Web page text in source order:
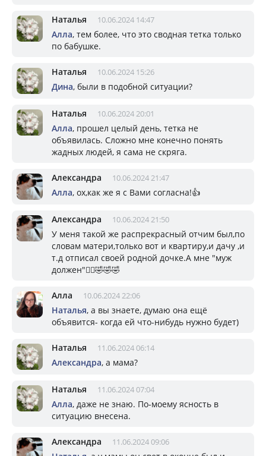
Наталья 10.06.2024 14:47
Алла, тем более, что это сводная тетка только
по бабушке.
Наталья 10.06.2024 15:26
Дина, были в подобной ситуации?
Наталья 10.06.2024 20:01
Алла, прошел целый день, тетка не
объявилась. Сложно мне конечно понять
жадных людей, я сама не скряга.
Александра 10.06.2024 21:47
Алла, ох,как же я с Вами согласна!👍
Александра 10.06.2024 21:50
У меня такой же распрекрасный отчим был,по
словам матери,только вот и квартиру,и дачу ,и
т.д отписал своей родной дочке.А мне "муж
должен"🤦‍♀️🤣🤣🤣
Алла 10.06.2024 22:06
Наталья, а вы знаете, думаю она ещё
объявится- когда ей что-нибудь нужно будет)
Наталья 11.06.2024 06:14
Александра, а мама?
Наталья 11.06.2024 07:04
Алла, даже не знаю. По-моему ясность в
ситуацию внесена.
Александра 11.06.2024 09:06